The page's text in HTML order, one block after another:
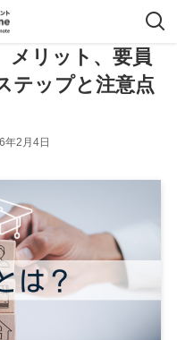
リット、要員
テップと注意点
年2月4日